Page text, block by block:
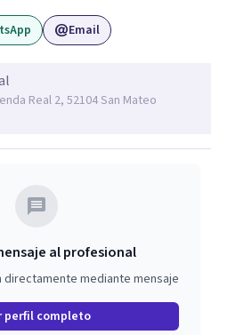
Email
Real 2, 52104 San Mateo
al profesional
directamente mediante mensaje
perfil completo